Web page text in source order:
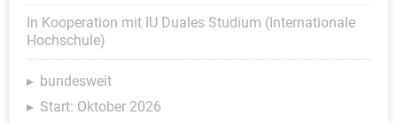
In Kooperation mit IU Duales Studium (Internationale
Hochschule)
bundesweit
Start: Oktober 2026